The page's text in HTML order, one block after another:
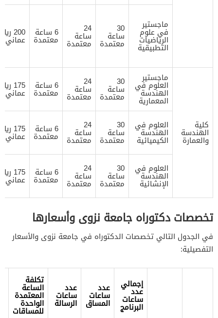
ماجستير
في علوم
الرياضيات
التطبيقية
30
ساعة
معتمدة
24
ساعة
معتمدة
6 ساعة
معتمدة
200 ريال
عماني
كلية
الهندسة
والعمارة
ماجستير
العلوم في
الهندسة
المعمارية
30
ساعة
معتمدة
24
ساعة
معتمدة
6 ساعة
معتمدة
175 ريال
عماني
العلوم في
الهندسة
الكيميائية
30
ساعة
معتمدة
24
ساعة
معتمدة
6 ساعة
معتمدة
175 ريال
عماني
العلوم في
الهندسة
الإنشائية
30
ساعة
معتمدة
24
ساعة
معتمدة
6 ساعة
معتمدة
175 ريال
عماني
تخصصات دكتوراه جامعة نزوى وأسعارها
في الجدول التالي تخصصات الدكتوراه في جامعة نزوى والأسعار
التفصيلية:
إجمالي
عدد
ساعات
البرنامج
عدد
ساعات
المساق
عدد
ساعات
الرسالة
تكلفة
الساعة
المعتمدة
الواحدة
للمساقات